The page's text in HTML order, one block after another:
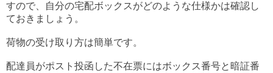
すので、自分の宅配ボックスがどのような仕様かは確認し
ておきましょう。
荷物の受け取り方は簡単です。
配達員がポスト投函した不在票にはボックス番号と暗証番